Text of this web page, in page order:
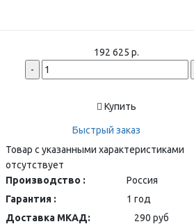
192 625 р.
-
Купить
Быстрый заказ
Товар с указанными характеристиками
отсутствует
Производство :
Россия
Гарантия :
1 год
Доставка МКАД:
290 руб